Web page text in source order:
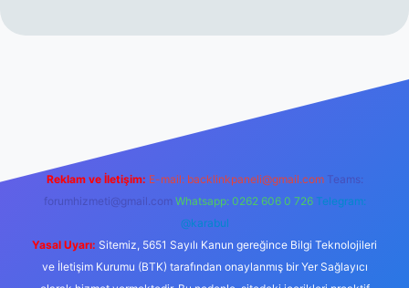
Reklam ve İletişim: E-mail: backlinkpaneli@gmail.com Teams:
forumhizmeti@gmail.com Whatsapp: 0262 606 0 726 Telegram:
@karabul
Yasal Uyarı: Sitemiz, 5651 Sayılı Kanun gereğince Bilgi Teknolojileri
ve İletişim Kurumu (BTK) tarafından onaylanmış bir Yer Sağlayıcı